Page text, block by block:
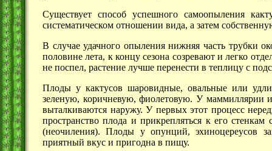
Существует способ успешного самоопыления
систематическом отношении вида, а затем
В случае удачного опыления нижняя часть трубки
половине лета, к концу сезона созревают и легко
не поспел, растение лучше перенести в теплицу с
Плоды у кактусов шаровидные, овальные или
зеленую, коричневую, фиолетовую. У маммиллярии и
выталкиваются наружу. У первых этот процесс
пространство плода и прикрепляться к его
(неочиления). Плоды у опунций, эхиноцереусов
приятный вкус и пригодна в пищу.